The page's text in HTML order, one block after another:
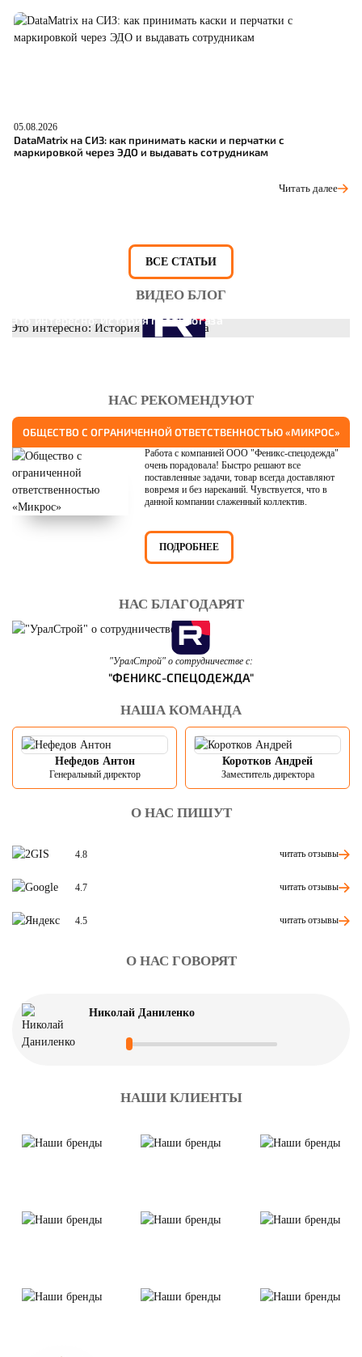
05.08.2026
DataMatrix на СИЗ: как принимать каски и перчатки с
маркировкой через ЭДО и выдавать сотрудникам
Читать далее
ВСЕ СТАТЬИ
ВИДЕО БЛОГ
Это интересно: История противогаза
НАС РЕКОМЕНДУЮТ
ОБЩЕСТВО С ОГРАНИЧЕННОЙ ОТВЕТСТВЕННОСТЬЮ «МИКРОС»
Работа с компанией ООО "Феникс-спецодежда"
очень порадовала! Быстро решают все
поставленные задачи, товар всегда доставляют
вовремя и без нареканий. Чувствуется, что в
данной компании слаженный коллектив.
ПОДРОБНЕЕ
НАС БЛАГОДАРЯТ
"УралСтрой" о сотрудничестве с:
"ФЕНИКС-СПЕЦОДЕЖДА"
НАША КОМАНДА
Нефедов Антон
Генеральный директор
Коротков Андрей
Заместитель директора
О НАС ПИШУТ
4.8 читать отзывы
4.7 читать отзывы
4.5 читать отзывы
О НАС ГОВОРЯТ
Николай Даниленко
НАШИ КЛИЕНТЫ